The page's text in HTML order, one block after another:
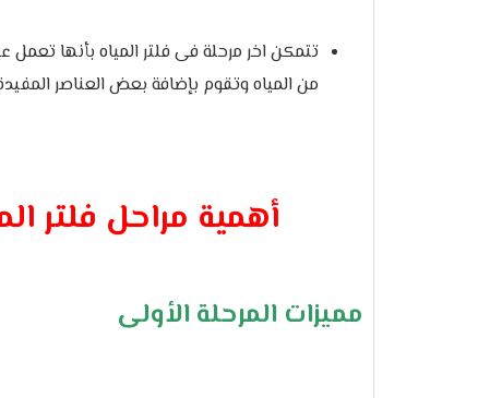
تتمكن اخر مرحلة فى فلتر المياه بأنها تعمل
من المياه وتقوم بإضافة بعض العناصر
أهمية مراحل فلتر المياه
مميزات المرحلة الأولى